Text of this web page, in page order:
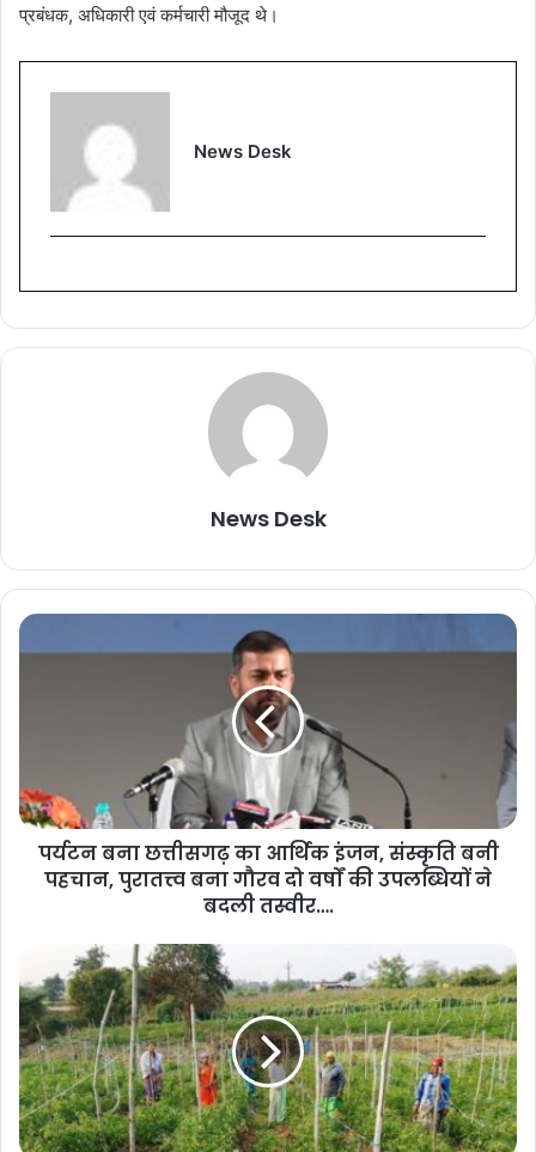
प्रबंधक, अधिकारी एवं कर्मचारी मौजूद थे।
News Desk
News Desk
पर्यटन बना छत्तीसगढ़ का आर्थिक इंजन, संस्कृति बनी
पहचान, पुरातत्त्व बना गौरव दो वर्षों की उपलब्धियों ने
बदली तस्वीर….